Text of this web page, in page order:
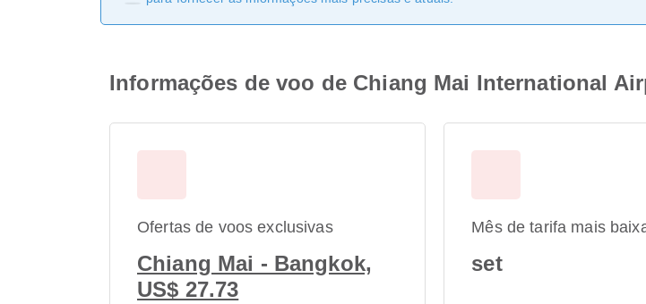
Informações de voo de Chiang Mai International
Ofertas de voos exclusivas
Chiang Mai - Bangkok,
US$ 27.73
Mês de tarifa mais
set